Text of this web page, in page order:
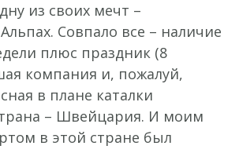
из своих мечт –
Совпало все – наличие
плюс праздник (8
компания и, пожалуй,
в плане каталки
– Швейцария. И моим
в этой стране был